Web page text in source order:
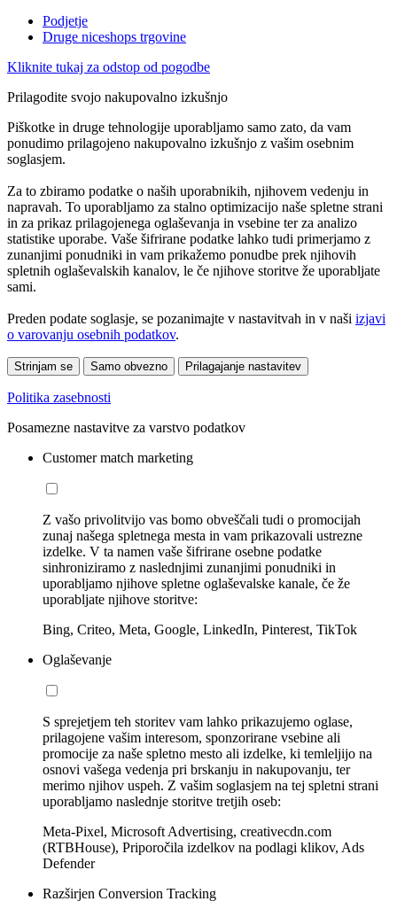
Podjetje
Druge niceshops trgovine
Kliknite tukaj za odstop od pogodbe
Prilagodite svojo nakupovalno izkušnjo
Piškotke in druge tehnologije uporabljamo samo zato, da vam
ponudimo prilagojeno nakupovalno izkušnjo z vašim osebnim
soglasjem.
Za to zbiramo podatke o naših uporabnikih, njihovem vedenju in
napravah. To uporabljamo za stalno optimizacijo naše spletne strani
in za prikaz prilagojenega oglaševanja in vsebine ter za analizo
statistike uporabe. Vaše šifrirane podatke lahko tudi primerjamo z
zunanjimi ponudniki in vam prikažemo ponudbe prek njihovih
spletnih oglaševalskih kanalov, le če njihove storitve že uporabljate
sami.
Preden podate soglasje, se pozanimajte v nastavitvah in v naši izjavi
o varovanju osebnih podatkov.
Strinjam se Samo obvezno Prilagajanje nastavitev
Politika zasebnosti
Posamezne nastavitve za varstvo podatkov
Customer match marketing
Z vašo privolitvijo vas bomo obveščali tudi o promocijah
zunaj našega spletnega mesta in vam prikazovali ustrezne
izdelke. V ta namen vaše šifrirane osebne podatke
sinhroniziramo z naslednjimi zunanjimi ponudniki in
uporabljamo njihove spletne oglaševalske kanale, če že
uporabljate njihove storitve:
Bing, Criteo, Meta, Google, LinkedIn, Pinterest, TikTok
Oglaševanje
S sprejetjem teh storitev vam lahko prikazujemo oglase,
prilagojene vašim interesom, sponzorirane vsebine ali
promocije za naše spletno mesto ali izdelke, ki temleljijo na
osnovi vašega vedenja pri brskanju in nakupovanju, ter
merimo njihov uspeh. Z vašim soglasjem na tej spletni strani
uporabljamo naslednje storitve tretjih oseb:
Meta-Pixel, Microsoft Advertising, creativecdn.com
(RTBHouse), Priporočila izdelkov na podlagi klikov, Ads
Defender
Razširjen Conversion Tracking